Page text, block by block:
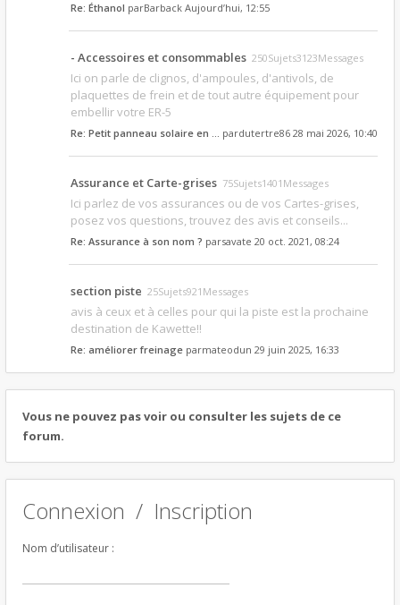
Re: Éthanol parBarback Aujourd’hui, 12:55
- Accessoires et consommables 250Sujets3123Messages
Ici on parle de clignos, d'ampoules, d'antivols, de
plaquettes de frein et de tout autre équipement pour
embellir votre ER-5
Re: Petit panneau solaire en … pardutertre86 28 mai 2026, 10:40
Assurance et Carte-grises 75Sujets1401Messages
Ici parlez de vos assurances ou de vos Cartes-grises,
posez vos questions, trouvez des avis et conseils...
Re: Assurance à son nom ? parsavate 20 oct. 2021, 08:24
section piste 25Sujets921Messages
avis à ceux et à celles pour qui la piste est la prochaine
destination de Kawette!!
Re: améliorer freinage parmateodun 29 juin 2025, 16:33
Vous ne pouvez pas voir ou consulter les sujets de ce
forum.
Connexion / Inscription
Nom d’utilisateur :